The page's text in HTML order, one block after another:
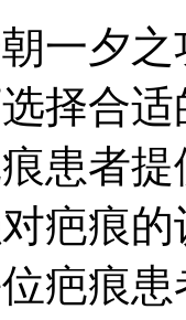
一夕
择合
患者
疤痕
疤痕